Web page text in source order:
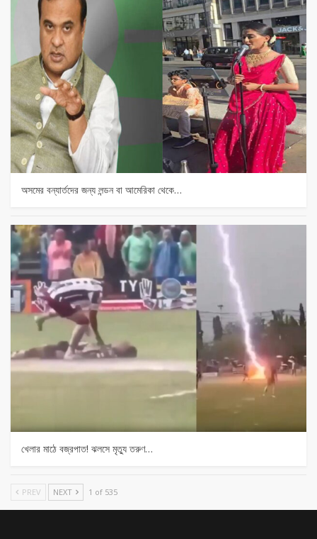
অসমের বন্যার্তদের জন্য লন্ডন বা আমেরিকা থেকে…
খেলার মাঠে বজ্রপাত! ঝলসে মৃত্যু তরুণ…
PREV NEXT 1 of 535